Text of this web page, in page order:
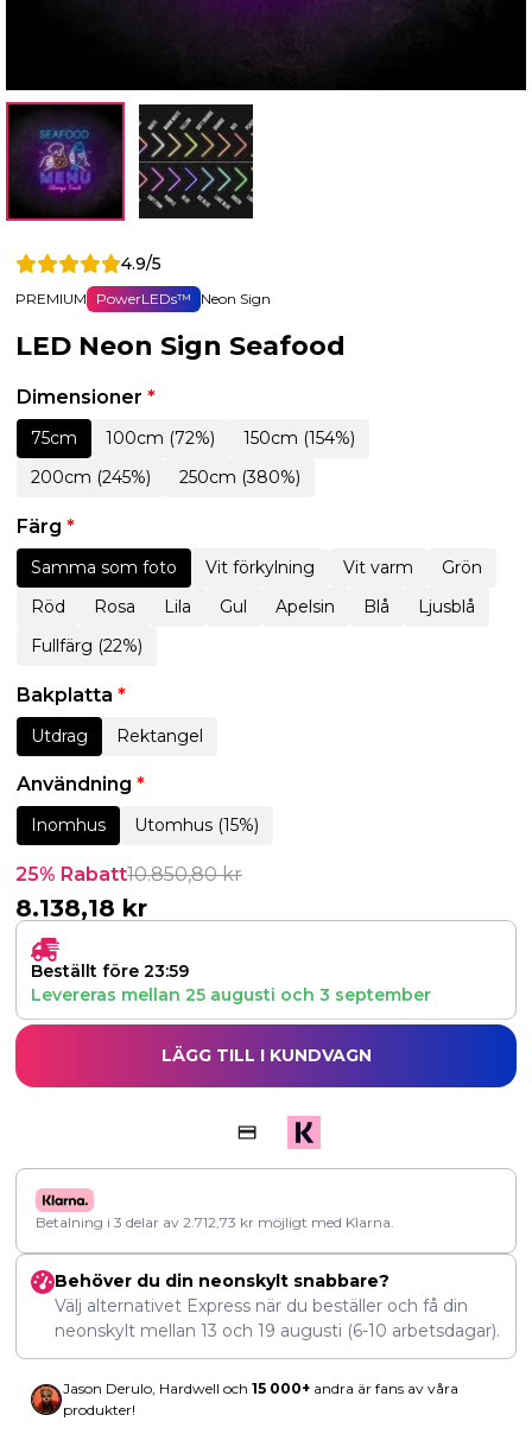
4.9/5
PREMIUM PowerLEDs™ Neon Sign
LED Neon Sign Seafood
Dimensioner *
75cm 100cm (72%)
150cm (154%)
200cm (245%)
250cm (380%)
Färg *
Samma som foto Vit förkylning Vit varm
Grön
Röd
Rosa Lila Gul Apelsin Blå
Ljusblå
Fullfärg (22%)
Bakplatta *
Utdrag Rektangel
Användning *
Inomhus Utomhus (15%)
25% Rabatt10.850,80kr
8.138,18 kr
Beställt före 23:59
Levereras mellan 25 augusti och 3 september
LÄGG TILL I KUNDVAGN
Betalning i 3 delar av 2.712,73 kr möjligt med Klarna.
Behöver du din neonskylt snabbare?
Välj alternativet Express när du beställer och få din
neonskylt mellan 13 och 19 augusti (6-10 arbetsdagar).
Jason Derulo, Hardwell och 15 000+ andra är fans av våra
produkter!